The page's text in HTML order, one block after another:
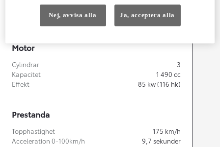
EURO 6
Kombinerad Co2 87g/km
Motor
Cylindrar
3
Kapacitet
1 490 cc
Effekt
85 kw (116 hk)
Prestanda
Topphastighet 175 km/h
Acceleration 0-100km/h
9,7 sekunder
Nej, avvisa alla Ja, acceptera alla